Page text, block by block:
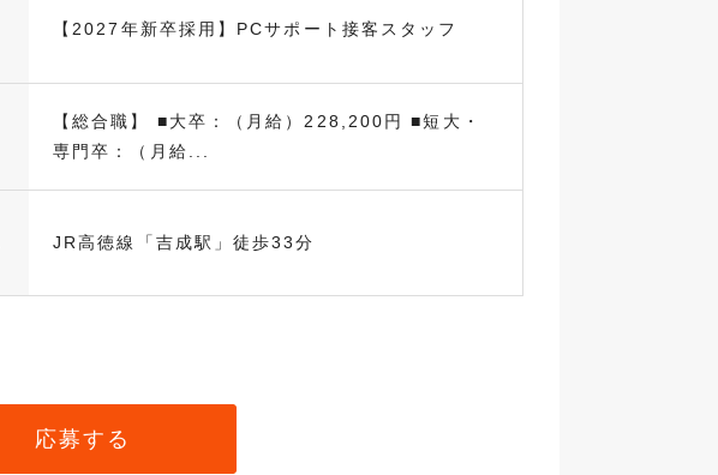
【2027年新卒採用】PCサポート接客スタッフ
【総合職】 ■大卒：（月給）228,200円 ■短大・
専門卒：（月給...
JR高徳線「吉成駅」徒歩33分
応募する